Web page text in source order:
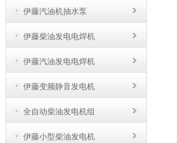
伊藤汽油机抽水泵
伊藤柴油发电电焊机
伊藤汽油发电电焊机
伊藤变频静音发电机
全自动柴油发电机组
伊藤小型柴油发电机